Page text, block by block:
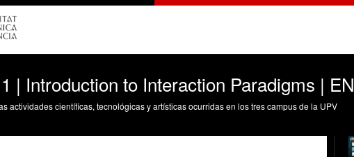
| Introduction to Interaction Paradigms | EN
actividades científicas, tecnológicas y artísticas ocurridas en los tres campus de la UPV